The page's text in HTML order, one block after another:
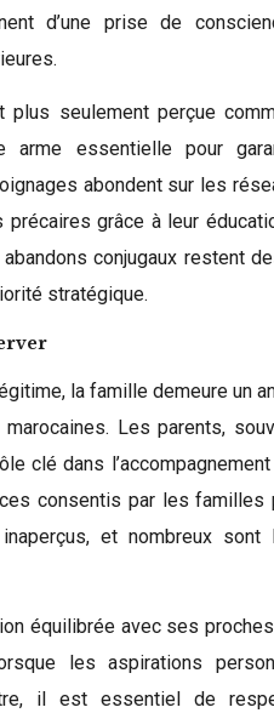
d’une prise de
plus seulement perçue
arme essentielle pour
abondent sur les
grâce à leur
conjugaux restent
stratégique.
la famille demeure un
Les parents,
clé dans
consentis par les familles
et nombreux
équilibrée avec ses
les aspirations
il est essentiel de